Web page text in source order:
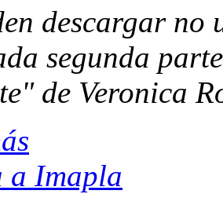
descargar no
segunda
de Veronica
a Imapla